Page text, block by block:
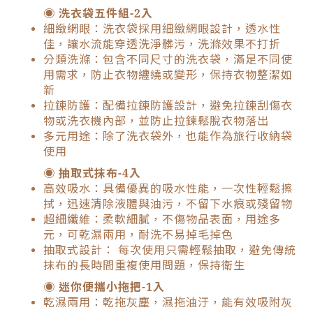
◉ 洗衣袋五件組-2入
細緻網眼：洗衣袋採用細緻網眼設計，透水性
佳，讓水流能穿透洗淨髒污，洗滌效果不打折
分類洗滌：包含不同尺寸的洗衣袋，滿足不同使
用需求，防止衣物纏繞或變形，保持衣物整潔如
新
拉鍊防護：配備拉鍊防護設計，避免拉鍊刮傷衣
物或洗衣機內部，並防止拉鍊鬆脫衣物落出
多元用途：除了洗衣袋外，也能作為旅行收納袋
使用
◉ 抽取式抹布-4入
高效吸水：具備優異的吸水性能，一次性輕鬆擦
拭，迅速清除液體與油污，不留下水痕或殘留物
超細纖維：柔軟細膩，不傷物品表面，用途多
元，可乾濕兩用，耐洗不易掉毛掉色
抽取式設計： 每次使用只需輕鬆抽取，避免傳統
抹布的長時間重複使用問題，保持衛生
◉ 迷你便攜小拖把-1入
乾濕兩用：乾拖灰塵，濕拖油汙，能有效吸附灰